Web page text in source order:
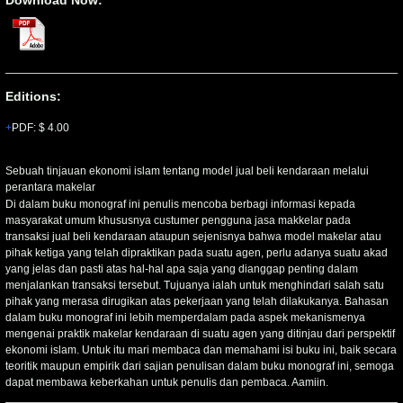
Editions:
PDF:$ 4.00
Sebuah tinjauan ekonomi islam tentang model jual beli kendaraan melalui
perantara makelar
Di dalam buku monograf ini penulis mencoba berbagi informasi kepada
masyarakat umum khususnya custumer pengguna jasa makkelar pada
transaksi jual beli kendaraan ataupun sejenisnya bahwa model makelar atau
pihak ketiga yang telah dipraktikan pada suatu agen, perlu adanya suatu akad
yang jelas dan pasti atas hal-hal apa saja yang dianggap penting dalam
menjalankan transaksi tersebut. Tujuanya ialah untuk menghindari salah satu
pihak yang merasa dirugikan atas pekerjaan yang telah dilakukanya. Bahasan
dalam buku monograf ini lebih memperdalam pada aspek mekanismenya
mengenai praktik makelar kendaraan di suatu agen yang ditinjau dari perspektif
ekonomi islam. Untuk itu mari membaca dan memahami isi buku ini, baik secara
teoritik maupun empirik dari sajian penulisan dalam buku monograf ini, semoga
dapat membawa keberkahan untuk penulis dan pembaca. Aamiin.